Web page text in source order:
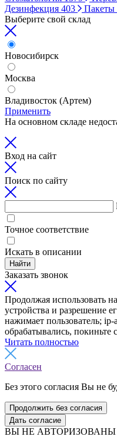
Дезинфекция 403 Пакеты
Выберите свой склад
Новосибирск
Москва
Владивосток (Артем)
Применить
На основном складе
Вход на сайт
Поиск по сайту
Точное соответствие
Искать в описании
Найти
Заказать звонок
Продолжая использовать
устройства и разрешение
нажимает пользователь;
обрабатывались, покиньте
Читать полностью
Согласен
Без этого согласия Вы не
Продолжить без согласия
Дать согласие
ВЫ НЕ АВТОРИЗОВАНЫ